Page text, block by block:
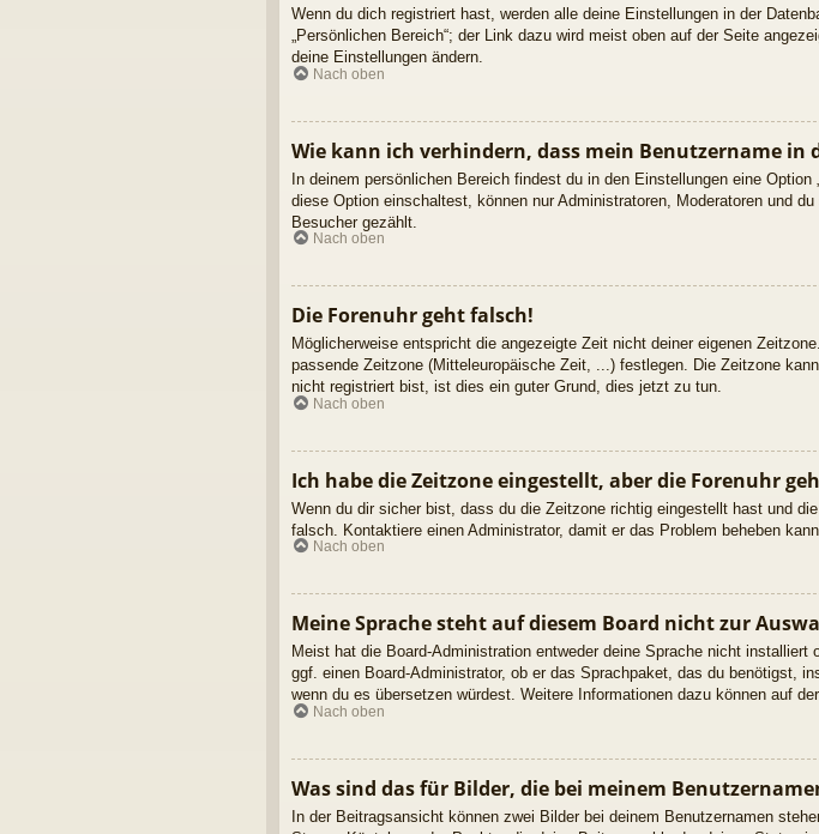
Wenn du dich registriert hast, werden alle deine Einstellungen in der
„Persönlichen Bereich“; der Link dazu wird meist oben auf der Seite
deine Einstellungen ändern.
Nach oben
Wie kann ich verhindern, dass mein Benutzername in
In deinem persönlichen Bereich findest du in den Einstellungen eine
diese Option einschaltest, können nur Administratoren, Moderatoren und
Besucher gezählt.
Nach oben
Die Forenuhr geht falsch!
Möglicherweise entspricht die angezeigte Zeit nicht deiner eigenen
passende Zeitzone (Mitteleuropäische Zeit, ...) festlegen. Die Zeitzone
nicht registriert bist, ist dies ein guter Grund, dies jetzt zu tun.
Nach oben
Ich habe die Zeitzone eingestellt, aber die Forenuhr
Wenn du dir sicher bist, dass du die Zeitzone richtig eingestellt hast und
falsch. Kontaktiere einen Administrator, damit er das Problem beheben kann.
Nach oben
Meine Sprache steht auf diesem Board nicht zur
Meist hat die Board-Administration entweder deine Sprache nicht
ggf. einen Board-Administrator, ob er das Sprachpaket, das du benötigst,
wenn du es übersetzen würdest. Weitere Informationen dazu können auf
Nach oben
Was sind das für Bilder, die bei meinem
In der Beitragsansicht können zwei Bilder bei deinem Benutzernamen